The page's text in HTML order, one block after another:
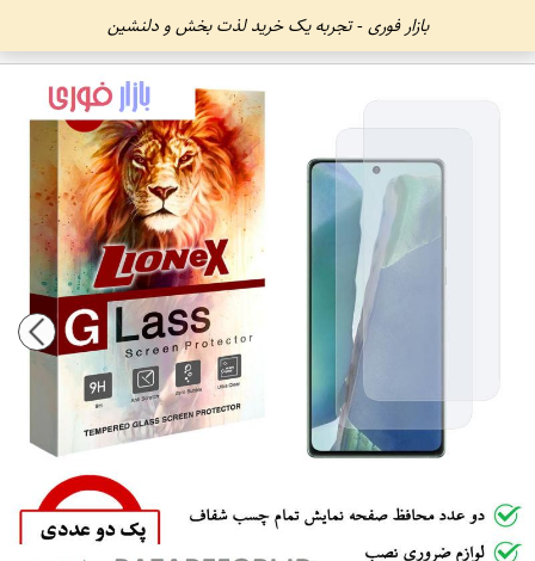
بازار فوری - تجربه یک خرید لذت بخش و دلنشین